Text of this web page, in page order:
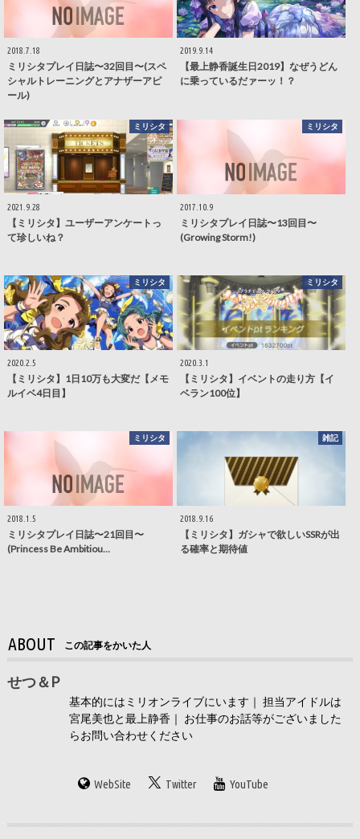
2018.7.18
ミリシタプレイ日誌〜32回目〜(スペ
シャルトレーニングとアナザーアピ
ール)
2019.9.14
【最上静香誕生日2019】なぜうどん
に乗っているだァーッ！？
ミリシタ
2021.9.28
【ミリシタ】ユーザーアンケートっ
て珍しいね？
ミリシタ
2017.10.9
ミリシタプレイ日誌〜13回目〜
(Growing Storm!)
ミリシタ
2020.2.5
【ミリシタ】1日10万も大変だ【メモ
ルイベ4日目】
ミリシタ
2020.3.1
【ミリシタ】イベントの走り方【イ
ベラン100位】
ミリシタ
2018.1.5
ミリシタプレイ日誌〜21回目〜
(Princess Be Ambitiou…
雑記
2018.9.16
【ミリシタ】ガシャで欲しいSSRが出
る確率と期待値
ABOUT この記事をかいた人
せつ＆P
基本的にはミリオンライブにいます｜ 担当アイドルは
宮尾美也と最上静香｜ お仕事のお話等がございました
らお問い合わせください
WebSite Twitter YouTube